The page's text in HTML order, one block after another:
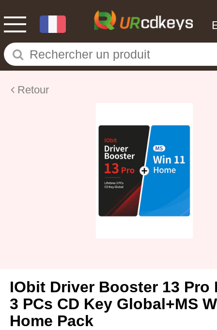
Retour
IObit Driver Booster 13 Pro
3 PCs CD Key Global+MS
Home Pack